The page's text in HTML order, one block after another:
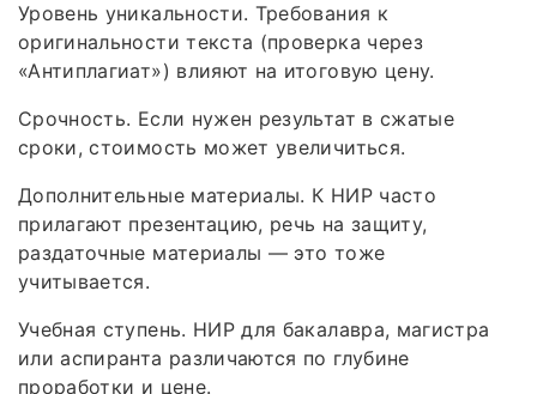
Уровень уникальности. Требования к
оригинальности текста (проверка через
«Антиплагиат») влияют на итоговую цену.
Срочность. Если нужен результат в сжатые
сроки, стоимость может увеличиться.
Дополнительные материалы. К НИР часто
прилагают презентацию, речь на защиту,
раздаточные материалы — это тоже
учитывается.
Учебная ступень. НИР для бакалавра, магистра
или аспиранта различаются по глубине
проработки и цене.